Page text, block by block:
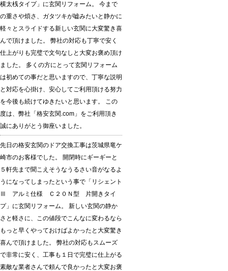
横太桟タイプ」に玄関リフォーム。 今まで
の重さや煩さ、ガタツキが嘘みたいと静かに
軽々とスライドする新しい玄関に大変驚き喜
んで頂けました。 弊社の対応も丁寧で安く
仕上がりも完璧で文句なしと大変お褒め頂け
ました。 多くの方にとって玄関リフォーム
は初めての事だと思いますので、丁寧な説明
と対応を心掛け、安心してご利用頂ける努力
を今後も続けてゆきたいと思います。 この
度は、弊社「格安玄関.com」をご利用頂き
誠にありがとう御座いました。
先日の格安玄関のドア交換工事は茨城県竜ケ
崎市のお客様でした。 開閉時にギーギーと
５軒先まで聞こえそうなうるさい音がなるよ
うになってしまったという事で「リシェント
Ⅲ アルミ仕様 Ｃ２０Ｎ型 片開きタイ
プ」に玄関リフォーム。 新しい玄関の静か
さと軽さに、この値段でこんなに変わるなら
もっと早くやっておけばよかったと大変驚き
喜んで頂けました。 弊社の対応もスムーズ
で非常に安く、工事も１日で完璧に仕上がる
素敵な業者さんで頼んで良かったと大変お褒